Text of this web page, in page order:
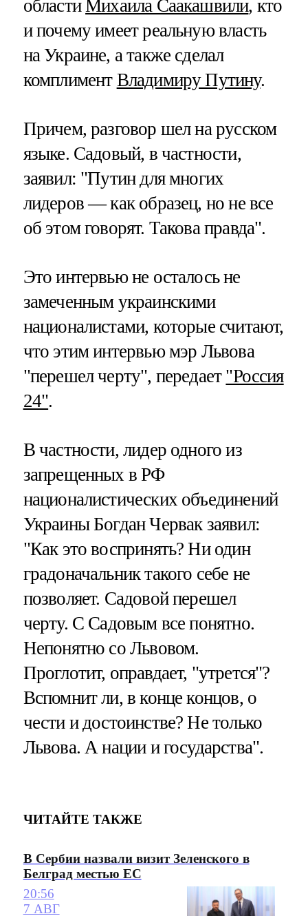
областиМихаила Саакашвили, кто
и почему имеет реальную власть
на Украине, а также сделал
комплимент Владимиру Путину.
Причем, разговор шел на русском
языке. Садовый, в частности,
заявил: "Путин для многих
лидеров — как образец, но не все
об этом говорят. Такова правда".
Это интервью не осталось не
замеченным украинскими
националистами, которые считают,
что этим интервью мэр Львова
"перешел черту", передает "Россия
24".
В частности, лидер одного из
запрещенных в РФ
националистических объединений
Украины Богдан Червак заявил:
"Как это воспринять? Ни один
градоначальник такого себе не
позволяет. Садовой перешел
черту. С Садовым все понятно.
Непонятно со Львовом.
Проглотит, оправдает, "утрется"?
Вспомнит ли, в конце концов, о
чести и достоинстве? Не только
Львова. А нации и государства".
ЧИТАЙТЕ ТАКЖЕ
В Сербии назвали визит Зеленского в
Белград местью ЕС
20:56
7 АВГ